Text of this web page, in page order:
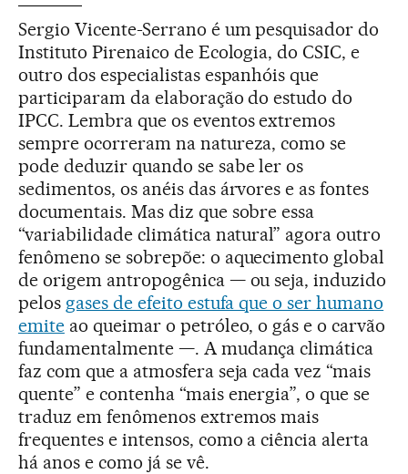
Sergio Vicente-Serrano é um pesquisador do
Instituto Pirenaico de Ecologia, do CSIC, e
outro dos especialistas espanhóis que
participaram da elaboração do estudo do
IPCC. Lembra que os eventos extremos
sempre ocorreram na natureza, como se
pode deduzir quando se sabe ler os
sedimentos, os anéis das árvores e as fontes
documentais. Mas diz que sobre essa
“variabilidade climática natural” agora outro
fenômeno se sobrepõe: o aquecimento global
de origem antropogênica — ou seja, induzido
pelos gases de efeito estufa que o ser humano
emiteao queimar o petróleo, o gás e o carvão
fundamentalmente —. A mudança climática
faz com que a atmosfera seja cada vez “mais
quente” e contenha “mais energia”, o que se
traduz em fenômenos extremos mais
frequentes e intensos, como a ciência alerta
há anos e como já se vê.